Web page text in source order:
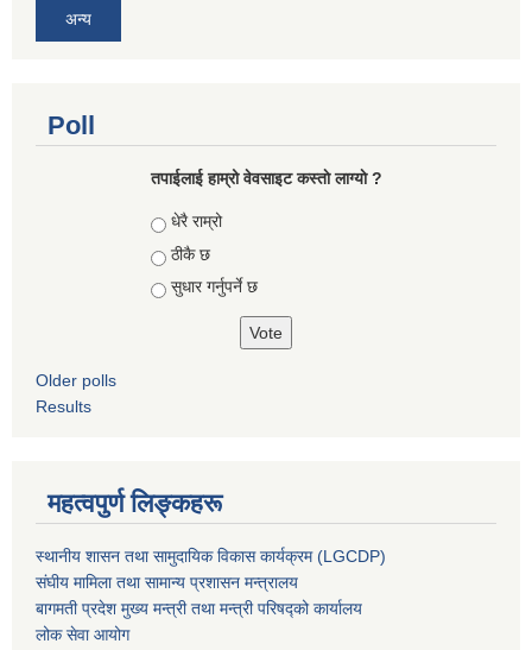
अन्य
Poll
तपाईलाई हाम्रो वेवसाइट कस्ताे लाग्याे ?
Choices
धेरै राम्रो
ठीकै छ
सुधार गर्नुपर्ने छ
Older polls
Results
महत्वपुर्ण लिङ्कहरू
स्थानीय शासन तथा सामुदायिक विकास कार्यक्रम (LGCDP)
संघीय मामिला तथा सामान्य प्रशासन मन्त्रालय
बागमती प्रदेश मुख्य मन्त्री तथा मन्त्री परिषद्को कार्यालय
लोक सेवा आयोग